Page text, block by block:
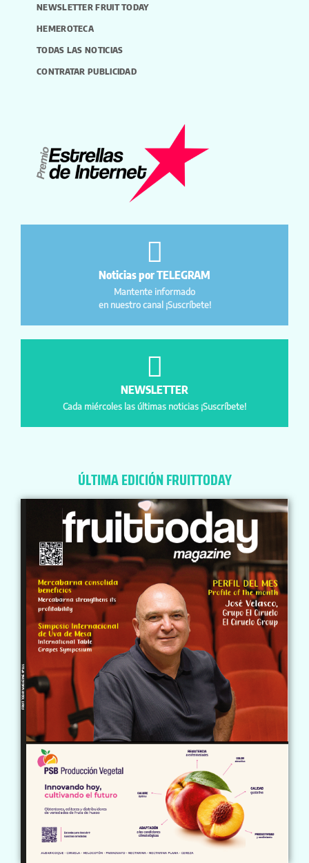
NEWSLETTER FRUIT TODAY
HEMEROTECA
TODAS LAS NOTICIAS
CONTRATAR PUBLICIDAD
Noticias por TELEGRAM
Mantente informado
en nuestro canal ¡Suscríbete!
NEWSLETTER
Cada miércoles las últimas noticias ¡Suscríbete!
ÚLTIMA EDICIÓN FRUITTODAY